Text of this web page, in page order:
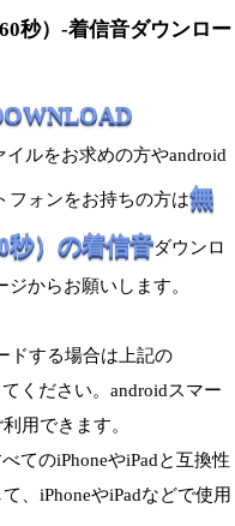
秒）-着信音ダウンロー
イルをお求めの方やandroid
フォンをお持ちの方は無
秒）の着信音ダウンロ
ジからお願いします。
する場合は上記の
ください。androidスマー
用できます。
てのiPhoneやiPadと互換性
、iPhoneやiPadなどで使用